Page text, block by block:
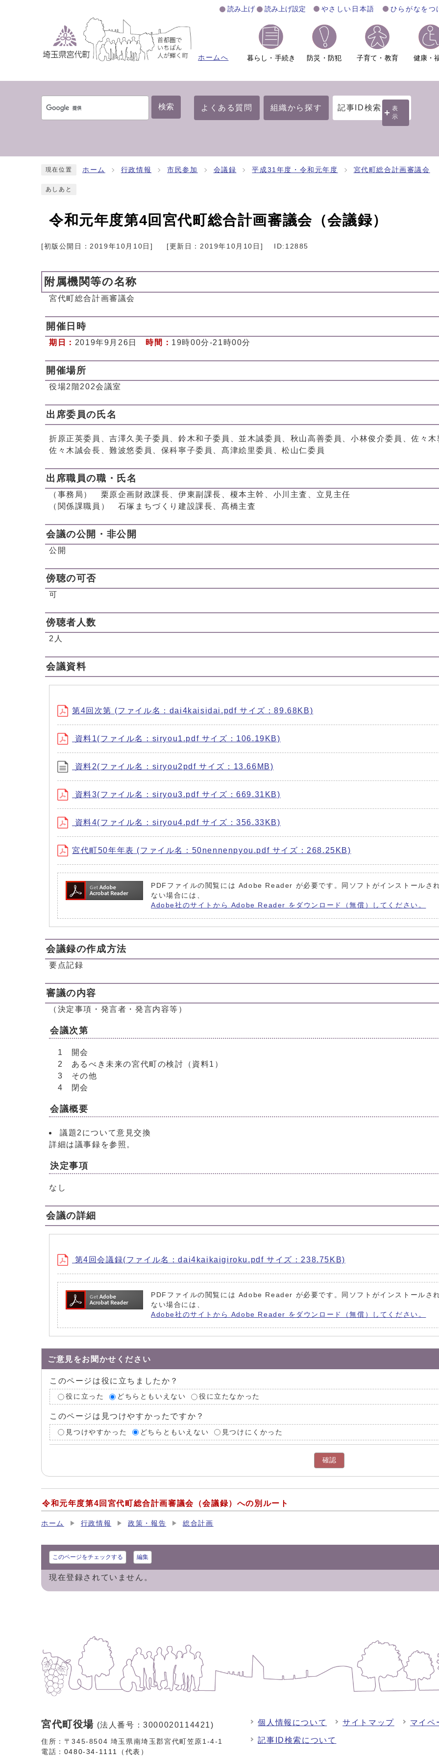
読み上げ 読み上げ設定 やさしい日本語 ひらがなをつ
ホームへ 暮らし・手続き 防災・防犯 子育て・教育 健康・
検索 よくある質問 組織から探す 記事ID検索
表
示
現在位置 ホーム 行政情報 市民参加 会議録 平成31年度・令和元年度 宮代町総合計画審議会
あしあと
令和元年度第4回宮代町総合計画審議会（会議録）
[初版公開日：2019年10月10日 ] [更新日：2019年10月10日 ] ID:12885
附属機関等の名称
宮代町総合計画審議会
開催日時
期日： 2019年9月26日 時間： 19時00分-21時00分
開催場所
役場2階202会議室
出席委員の氏名
折原正英委員、吉澤久美子委員、鈴木和子委員、並木誠委員、秋山高善委員、小林俊介委員、佐々
佐々木誠会長、難波悠委員、保科寧子委員、髙津絵里委員、松山仁委員
出席職員の職・氏名
（事務局） 栗原企画財政課長、伊東副課長、榎本主幹、小川主査、立見主任
（関係課職員） 石塚まちづくり建設課長、髙橋主査
会議の公開・非公開
公開
傍聴の可否
可
傍聴者人数
2人
会議資料
第4回次第 (ファイル名：dai4kaisidai.pdf サイズ：89.68KB)
資料1(ファイル名：siryou1.pdf サイズ：106.19KB)
資料2(ファイル名：siryou2pdf サイズ：13.66MB)
資料3(ファイル名：siryou3.pdf サイズ：669.31KB)
資料4(ファイル名：siryou4.pdf サイズ：356.33KB)
宮代町50年年表 (ファイル名：50nennenpyou.pdf サイズ：268.25KB)
PDFファイルの閲覧には Adobe Reader が必要です。同ソフトがインストールさ
ない場合には、
Adobe社のサイトから Adobe Reader をダウンロード（無償）してください。
会議録の作成方法
要点記録
審議の内容
（決定事項・発言者・発言内容等）
会議次第
1 開会
2 あるべき未来の宮代町の検討（資料1）
3 その他
4 閉会
会議概要
議題2について意見交換
詳細は議事録を参照。
決定事項
なし
会議の詳細
第4回会議録(ファイル名：dai4kaikaigiroku.pdf サイズ：238.75KB)
PDFファイルの閲覧には Adobe Reader が必要です。同ソフトがインストールさ
ない場合には、
Adobe社のサイトから Adobe Reader をダウンロード（無償）してください。
ご意見をお聞かせください
このページは役に立ちましたか？
役に立った どちらともいえない 役に立たなかった
このページは見つけやすかったですか？
見つけやすかった どちらともいえない 見つけにくかった
確認
令和元年度第4回宮代町総合計画審議会（会議録）への別ルート
ホーム 行政情報 政策・報告 総合計画
このページをチェックする 編集
現在登録されていません。
宮代町役場 (法人番号：3000020114421)
住所：〒345-8504 埼玉県南埼玉郡宮代町笠原1-4-1
電話： 0480-34-1111（代表）
個人情報について サイトマップ マイペ
記事ID検索について